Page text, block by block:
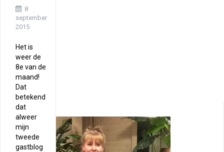
8
september
2015
Het is
weer de
8e van de
maand!
Dat
betekend
dat
alweer
mijn
tweede
gastblog